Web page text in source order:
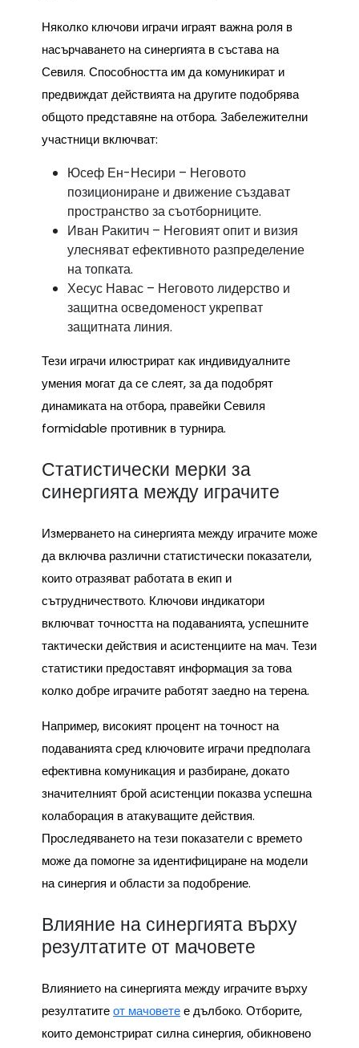
Няколко ключови играчи играят важна роля в
насърчаването на синергията в състава на
Севиля. Способността им да комуникират и
предвиждат действията на другите подобрява
общото представяне на отбора. Забележителни
участници включват:
Юсеф Ен-Несири – Неговото
позициониране и движение създават
пространство за съотборниците.
Иван Ракитич – Неговият опит и визия
улесняват ефективното разпределение
на топката.
Хесус Навас – Неговото лидерство и
защитна осведоменост укрепват
защитната линия.
Тези играчи илюстрират как индивидуалните
умения могат да се слеят, за да подобрят
динамиката на отбора, правейки Севиля
formidable противник в турнира.
Статистически мерки за
синергията между играчите
Измерването на синергията между играчите може
да включва различни статистически показатели,
които отразяват работата в екип и
сътрудничеството. Ключови индикатори
включват точността на подаванията, успешните
тактически действия и асистенциите на мач. Тези
статистики предоставят информация за това
колко добре играчите работят заедно на терена.
Например, високият процент на точност на
подаванията сред ключовите играчи предполага
ефективна комуникация и разбиране, докато
значителният брой асистенции показва успешна
колаборация в атакуващите действия.
Проследяването на тези показатели с времето
може да помогне за идентифициране на модели
на синергия и области за подобрение.
Влияние на синергията върху
резултатите от мачовете
Влиянието на синергията между играчите върху
резултатитеот мачоветее дълбоко. Отборите,
които демонстрират силна синергия, обикновено